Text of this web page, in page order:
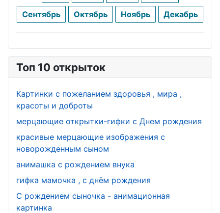
Сентябрь
Октябрь Ноябрь Декабрь
Топ 10 открыток
Картинки с пожеланием здоровья , мира ,
красоты и доброты
мерцающие открытки-гифки с Днем рождения
красивые мерцающие изображения с
новорожденным сыном
анимашка с рождением внука
гифка мамочка , с днём рождения
С рождением сыночка - анимационная
картинка